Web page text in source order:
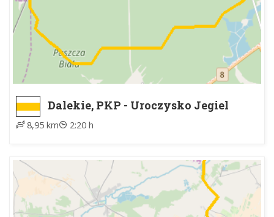
Dalekie, PKP - Uroczysko Jegiel
8,95 km 2:20 h